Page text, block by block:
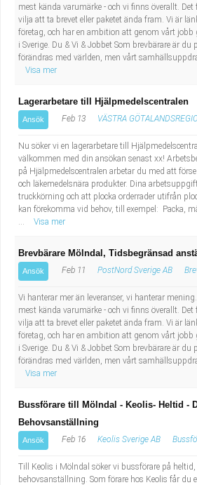
mest kända varumärke - och vi finns överallt.
vilja att ta brevet eller paketet ända fram. Vi är
företag, och har en ambition att genom vårt jobb
i Sverige. Du & Vi & Jobbet Som brevbärare är du
förändras med världen, men vårt
Visa mer
Lagerarbetare till Hjälpmedelscentralen
Ansök Feb 13 VÄSTRA
Nu söker vi en lagerarbetare till
välkommen med din ansökan senast xx!
på Hjälpmedelscentralen arbetar du med att
och läkemedelsnära produkter. Dina
truckkörning och att plocka orderrader utifrån
kan förekomma vid behov, till exempel: Packa,
...
Visa mer
Brevbärare Mölndal, Tidsbegränsad
Ansök Feb 11 PostNord Sverige AB
Vi hanterar mer än leveranser, vi hanterar
mest kända varumärke - och vi finns överallt.
vilja att ta brevet eller paketet ända fram. Vi är
företag, och har en ambition att genom vårt jobb
i Sverige. Du & Vi & Jobbet Som brevbärare är du
förändras med världen, men vårt
Visa mer
Bussförare till Mölndal - Keolis- Heltid -
Behovsanställning
Ansök Feb 16 Keolis Sverige AB
Till Keolis i Mölndal söker vi bussförare på
behovsanställning. Som förare hos Keolis får du